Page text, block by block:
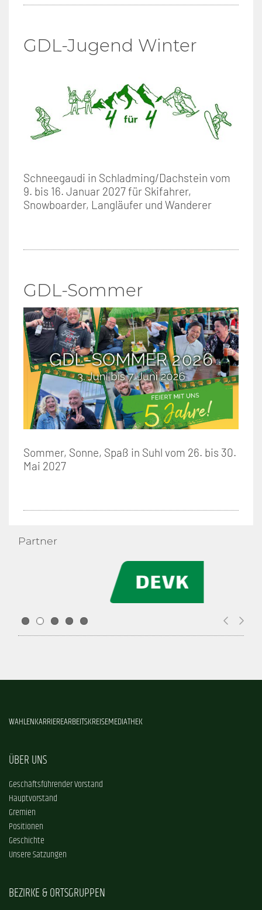
GDL-Jugend Winter
Schneegaudi in Schladming/Dachstein vom
9. bis 16. Januar 2027 für Skifahrer,
Snowboarder, Langläufer und Wanderer
GDL-Sommer
Sommer, Sonne, Spaß in Suhl vom 26. bis 30.
Mai 2027
Partner
WAHLENKARRIEREARBEITSKREISEMEDIATHEK
ÜBER UNS
Geschäftsführender Vorstand
Hauptvorstand
Gremien
Positionen
Geschichte
Unsere Satzungen
BEZIRKE & ORTSGRUPPEN